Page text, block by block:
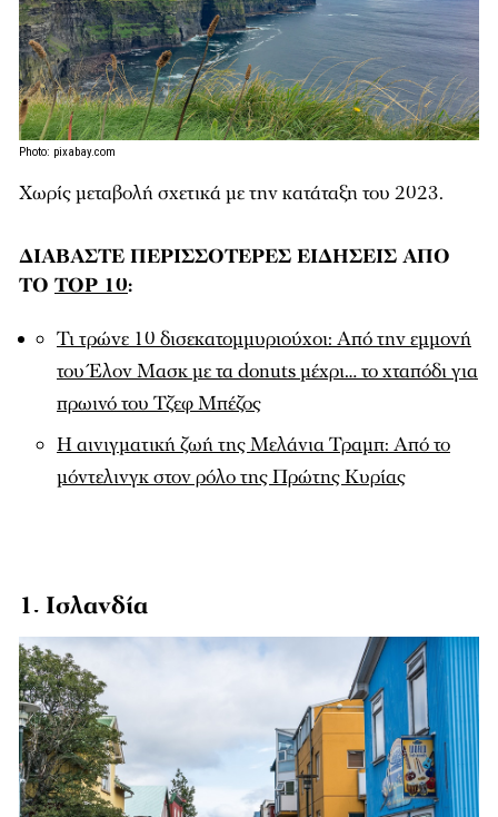
Photo: pixabay.com
Χωρίς μεταβολή σχετικά με την κατάταξη του 2023.
ΔΙΑΒΑΣΤΕ ΠΕΡΙΣΣΟΤΕΡΕΣ ΕΙΔΗΣΕΙΣ ΑΠΟ
ΤΟ TOP 10:
Τι τρώνε 10 δισεκατομμυριούχοι: Από την εμμονή
του Έλον Μασκ με τα donuts μέχρι… το χταπόδι για
πρωινό του Τζεφ Μπέζος
Η αινιγματική ζωή της Μελάνια Τραμπ: Από το
μόντελινγκ στον ρόλο της Πρώτης Κυρίας
1. Ισλανδία